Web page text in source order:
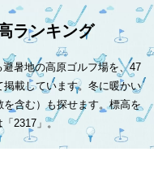
ランキング
暑地の高原ゴルフ場を、47
載しています。冬に暖かい
含む）も探せます。標高を
2317」。